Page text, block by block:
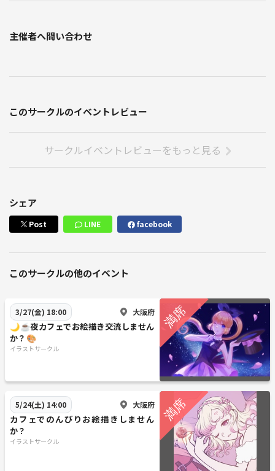
主催者へ問い合わせ
このサークルのイベントレビュー
サークルイベントレビューをもっと見る
シェア
Post LINE facebook
このサークルの他のイベント
3/27(金) 18:00 大阪府
🌙☕️夜カフェでお絵描き交流しません
か？🎨
イラストサークル
5/24(土) 14:00 大阪府
カフェでのんびりお絵描きしません
か？
イラストサークル